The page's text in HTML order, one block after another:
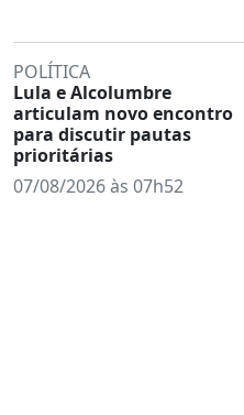
POLÍTICA
Lula e Alcolumbre
articulam novo encontro
para discutir pautas
prioritárias
07/08/2026 às 07h52